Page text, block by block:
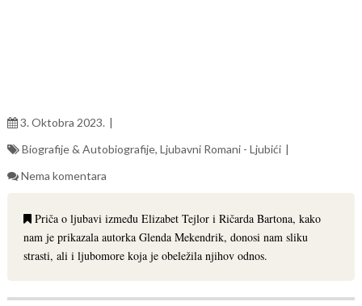
3. Oktobra 2023.
Biografije & Autobiografije, Ljubavni Romani - Ljubići
Nema komentara
Priča o ljubavi između Elizabet Tejlor i Ričarda Bartona, kako
nam je prikazala autorka Glenda Mekendrik, donosi nam sliku
strasti, ali i ljubomore koja je obeležila njihov odnos.